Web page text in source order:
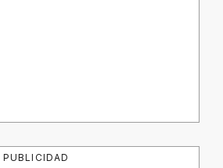
PUBLICIDAD